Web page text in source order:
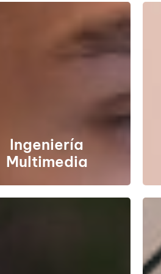
Ingeniería
Multimedia
Ingeniería